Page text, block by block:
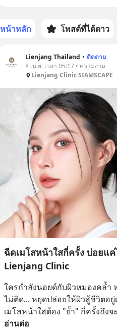
หน้าหลัก โพสต์ที่ได้ดาว
Lienjang Thailand • ติดตาม
8 เม.ย. เวลา 05:17 • ความงาม
Lienjang Clinic SIAMSCAPE
ฉีดเมโสหน้าใสกี่ครั้ง บ่อยแ
Lienjang Clinic
ใครกำลังนอยด์กับผิวหมองคล้ำ
ไม่ติด... หยุดปล่อยให้ผิวสู้ชีวิตอ
เมโสหน้าใสต้อง "ย้ำ" กี่ครั้งถึงจ
อ่านต่อ